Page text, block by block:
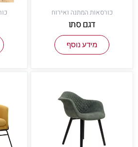
כורסאות המתנה ואירוח
דגם סתו
מידע נוסף